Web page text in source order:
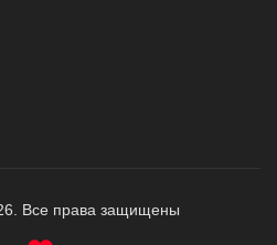
Все права защищены